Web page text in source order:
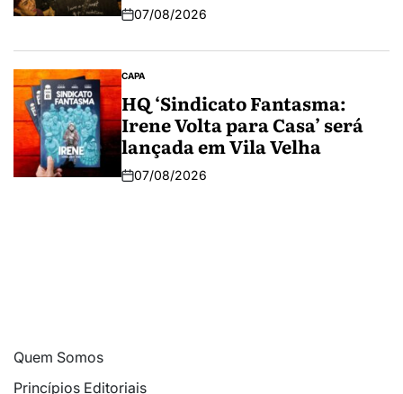
07/08/2026
CAPA
HQ ‘Sindicato Fantasma:
Irene Volta para Casa’ será
lançada em Vila Velha
07/08/2026
Quem Somos
Princípios Editoriais